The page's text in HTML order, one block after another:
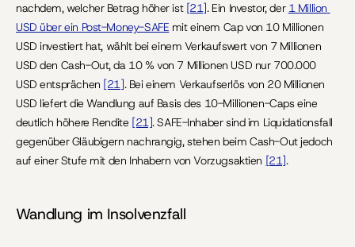
nachdem, welcher Betrag höher ist [21]. Ein Investor, der 1 Million
USD über ein Post-Money-SAFE mit einem Cap von 10 Millionen
USD investiert hat, wählt bei einem Verkaufswert von 7 Millionen
USD den Cash-Out, da 10 % von 7 Millionen USD nur 700.000
USD entsprächen [21]. Bei einem Verkaufserlös von 20 Millionen
USD liefert die Wandlung auf Basis des 10-Millionen-Caps eine
deutlich höhere Rendite [21]. SAFE-Inhaber sind im Liquidationsfall
gegenüber Gläubigern nachrangig, stehen beim Cash-Out jedoch
auf einer Stufe mit den Inhabern von Vorzugsaktien [21].
Wandlung im Insolvenzfall